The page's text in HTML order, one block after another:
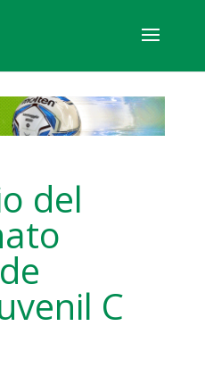
del
C